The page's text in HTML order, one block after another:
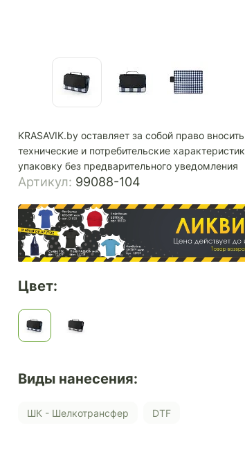
KRASAVIK.by оставляет за собой право
технические и потребительские
упаковку без предварительного уведомления
Артикул: 99088-104
Цвет:
Виды нанесения:
ШК - Шелкотрансфер DTF